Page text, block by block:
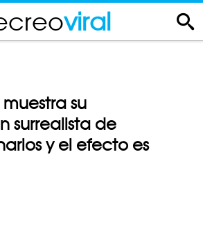
viral
su
surrealista de
y el efecto es